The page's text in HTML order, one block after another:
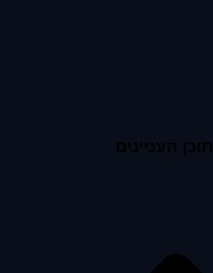
תוכן העניינים